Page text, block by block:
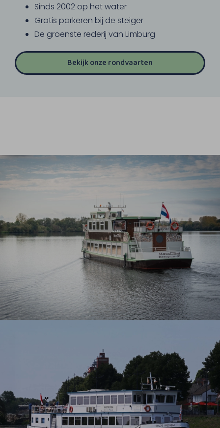
Sinds 2002 op het water
Gratis parkeren bij de steiger
De groenste rederij van Limburg
Bekijk onze rondvaarten